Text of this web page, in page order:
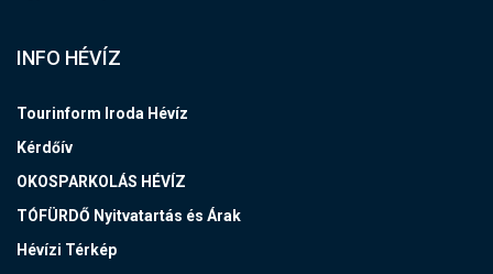
INFO HÉVÍZ
Tourinform Iroda Hévíz
Kérdőív
OKOSPARKOLÁS HÉVÍZ
TÓFÜRDŐ Nyitvatartás és Árak
Hévízi Térkép